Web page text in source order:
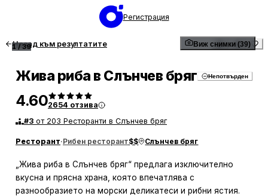
Регистрация
Назад към резултатите
1/39 Виж снимки (39)
Жива риба в Слънчев бряг Непотвърден
4.602654 отзива
#3 от 203 Ресторанти в Слънчев бряг
Ресторант·Рибен ресторант$$ Слънчев бряг
„Жива риба в Слънчев бряг“ предлага изключително
вкусна и прясна храна, която впечатлява с
разнообразието на морски деликатеси и рибни ястия.